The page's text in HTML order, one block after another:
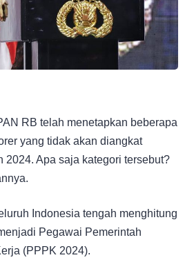
RB telah menetapkan beberapa
yang tidak akan diangkat
2024. Apa saja kategori tersebut?
Indonesia tengah menghitung
Pegawai Pemerintah
(PPPK 2024).